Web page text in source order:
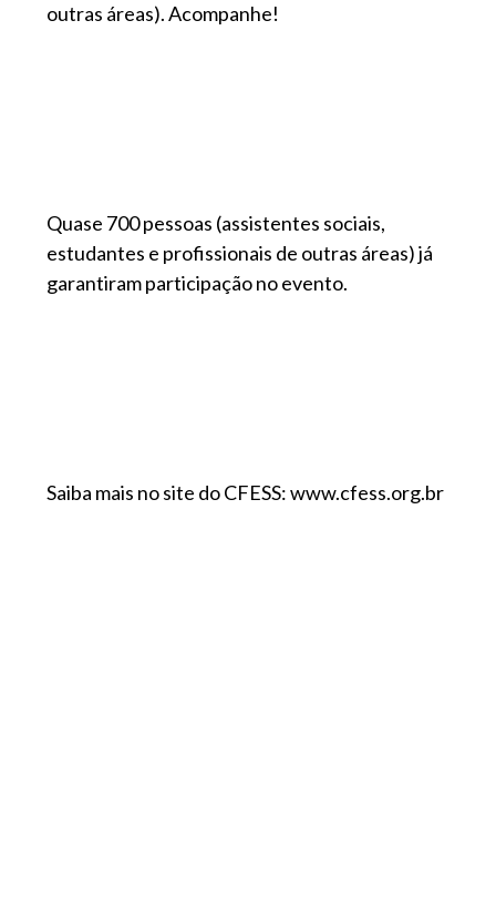
outras áreas). Acompanhe!
Quase 700 pessoas (assistentes sociais,
estudantes e profissionais de outras áreas) já
garantiram participação no evento.
Saiba mais no site do CFESS: www.cfess.org.br